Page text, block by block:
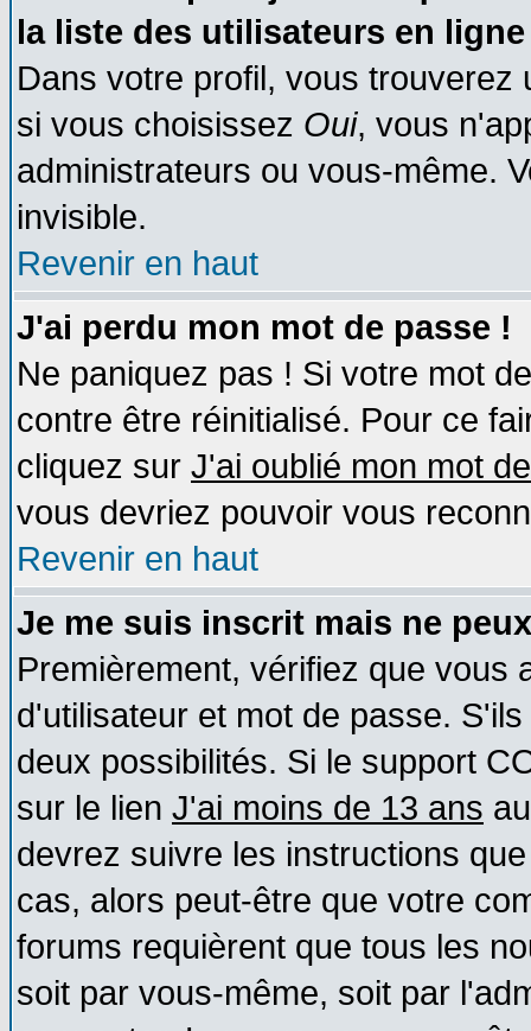
la liste des utilisateurs en
Dans votre profil, vous trouverez
si vous choisissez Oui, vous
administrateurs ou vous-même.
invisible.
Revenir en haut
J'ai perdu mon mot de passe !
Ne paniquez pas ! Si votre mot
contre être réinitialisé. Pour ce
cliquez sur J'ai oublié mon mot
vous devriez pouvoir vous
Revenir en haut
Je me suis inscrit mais ne
Premièrement, vérifiez que vous
d'utilisateur et mot de passe.
deux possibilités. Si le support
sur le lien J'ai moins de 13 ans
devrez suivre les instructions
cas, alors peut-être que votre
forums requièrent que tous les
soit par vous-même, soit par